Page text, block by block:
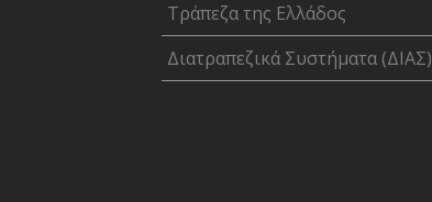
Τράπεζα της Ελλάδος
Διατραπεζικά Συστήματα (ΔΙΑΣ)